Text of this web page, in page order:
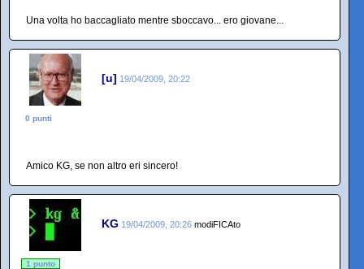
Una volta ho baccagliato mentre sboccavo... ero giovane...
[u] 19/04/2009, 20:22
0 punti
Amico KG, se non altro eri sincero!
KG 19/04/2009, 20:26 modiFICAto
1 punto